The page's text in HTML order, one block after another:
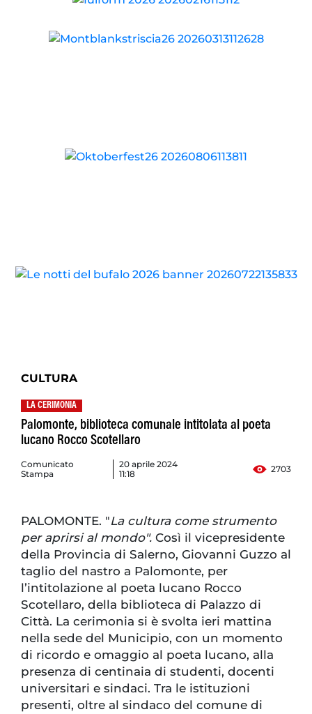
CULTURA
LA CERIMONIA
Palomonte, biblioteca comunale intitolata al poeta
lucano Rocco Scotellaro
Comunicato
Stampa
20 aprile 2024
11:18
2703
PALOMONTE. "La cultura come strumento
per aprirsi al mondo". Così il vicepresidente
della Provincia di Salerno, Giovanni Guzzo al
taglio del nastro a Palomonte, per
l’intitolazione al poeta lucano Rocco
Scotellaro, della biblioteca di Palazzo di
Città. La cerimonia si è svolta ieri mattina
nella sede del Municipio, con un momento
di ricordo e omaggio al poeta lucano, alla
presenza di centinaia di studenti, docenti
universitari e sindaci. Tra le istituzioni
presenti, oltre al sindaco del comune di